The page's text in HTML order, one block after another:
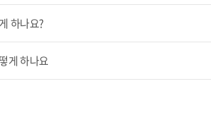
하나요?
게 하나요